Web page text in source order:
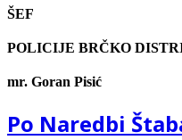
ŠEF
POLICIJE BRČKO
mr. Goran Pisić
Po Naredbi